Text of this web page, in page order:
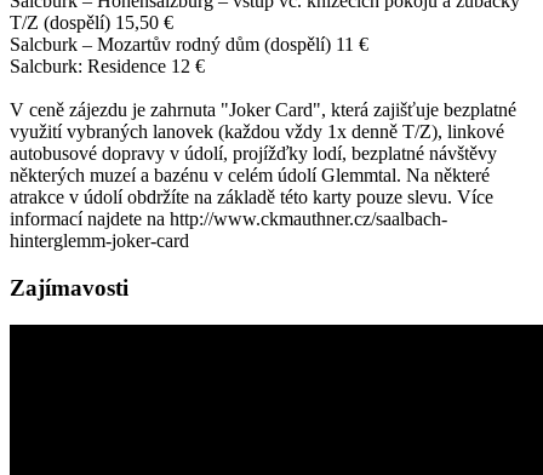
T/Z (dospělí) 15,50 €
Salcburk – Mozartův rodný dům (dospělí) 11 €
Salcburk: Residence 12 €
V ceně zájezdu je zahrnuta "Joker Card", která zajišťuje bezplatné
využití vybraných lanovek (každou vždy 1x denně T/Z), linkové
autobusové dopravy v údolí, projížďky lodí, bezplatné návštěvy
některých muzeí a bazénu v celém údolí Glemmtal. Na některé
atrakce v údolí obdržíte na základě této karty pouze slevu. Více
informací najdete na http://www.ckmauthner.cz/saalbach-
hinterglemm-joker-card
Zajímavosti